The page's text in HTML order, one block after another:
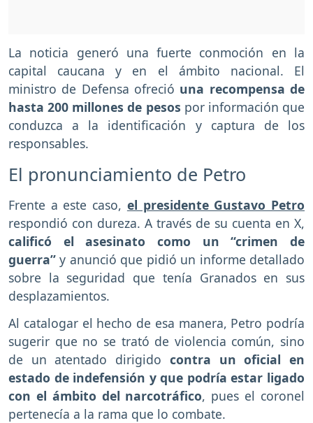
La noticia generó una fuerte conmoción en la
capital caucana y en el ámbito nacional. El
ministro de Defensa ofreció una recompensa de
hasta 200 millones de pesos por información que
conduzca a la identificación y captura de los
responsables.
El pronunciamiento de Petro
Frente a este caso, el presidente Gustavo Petro
respondió con dureza. A través de su cuenta en X,
calificó el asesinato como un “crimen de
guerra” y anunció que pidió un informe detallado
sobre la seguridad que tenía Granados en sus
desplazamientos.
Al catalogar el hecho de esa manera, Petro podría
sugerir que no se trató de violencia común, sino
de un atentado dirigido contra un oficial en
estado de indefensión y que podría estar ligado
con el ámbito del narcotráfico, pues el coronel
pertenecía a la rama que lo combate.